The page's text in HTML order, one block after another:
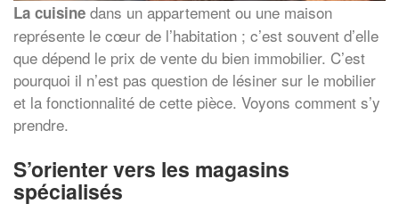
La cuisine dans un appartement ou une maison
représente le cœur de l’habitation ; c’est souvent d’elle
que dépend le prix de vente du bien immobilier. C’est
pourquoi il n’est pas question de lésiner sur le mobilier
et la fonctionnalité de cette pièce. Voyons comment s’y
prendre.
S’orienter vers les magasins
spécialisés